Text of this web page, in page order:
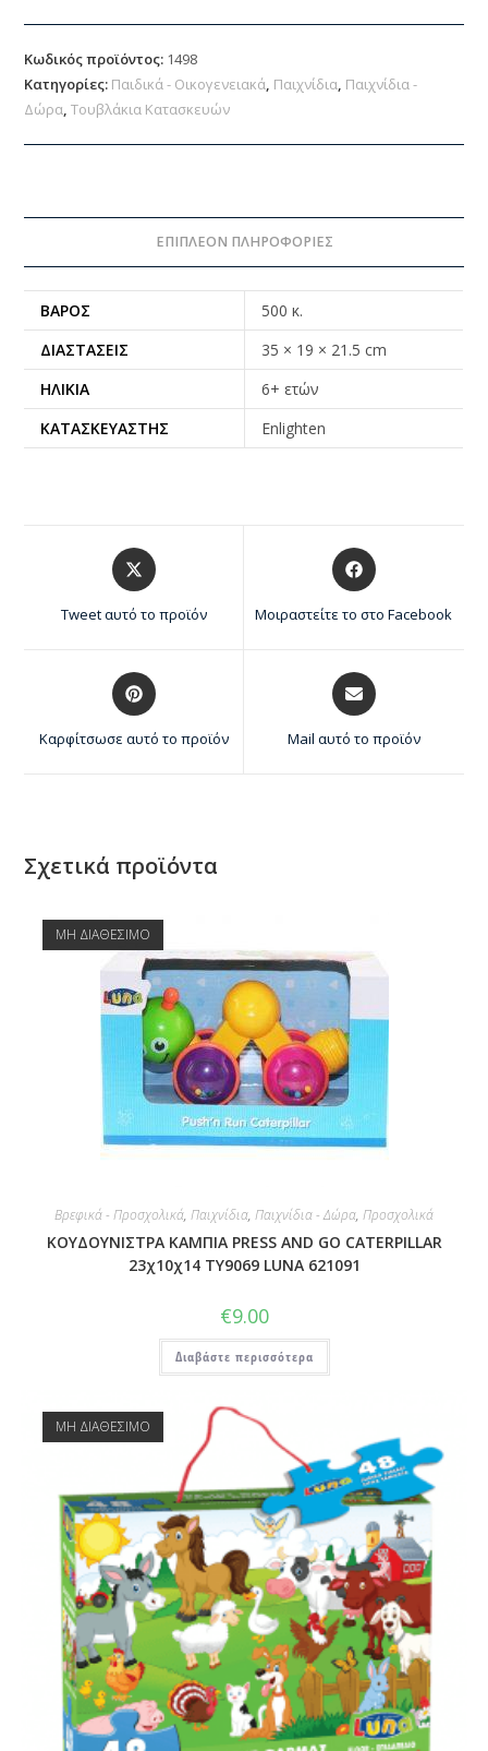
Κωδικός προϊόντος: 1498
Κατηγορίες: Παιδικά - Οικογενειακά, Παιχνίδια, Παιχνίδια -
Δώρα,Τουβλάκια Κατασκευών
ΕΠΙΠΛΈΟΝ ΠΛΗΡΟΦΟΡΊΕΣ
ΒΆΡΟΣ
500 κ.
ΔΙΑΣΤΆΣΕΙΣ
35 × 19 × 21.5 cm
ΗΛΙΚΊΑ
6+ ετών
ΚΑΤΑΣΚΕΥΑΣΤΉΣ
Enlighten
Tweet αυτό το προϊόν Μοιραστείτε το στο Facebook
Καρφίτσωσε αυτό το προϊόν Mail αυτό το προϊόν
Σχετικά προϊόντα
ΜΗ ΔΙΑΘΕΣΙΜΟ
Βρεφικά - Προσχολικά, Παιχνίδια, Παιχνίδια - Δώρα, Προσχολικά
ΚΟΥΔΟΥΝΙΣΤΡΑ ΚΑΜΠΙΑ PRESS AND GO CATERPILLAR
23χ10χ14 TY9069 LUNA 621091
€9.00
Διαβάστε περισσότερα
ΜΗ ΔΙΑΘΕΣΙΜΟ